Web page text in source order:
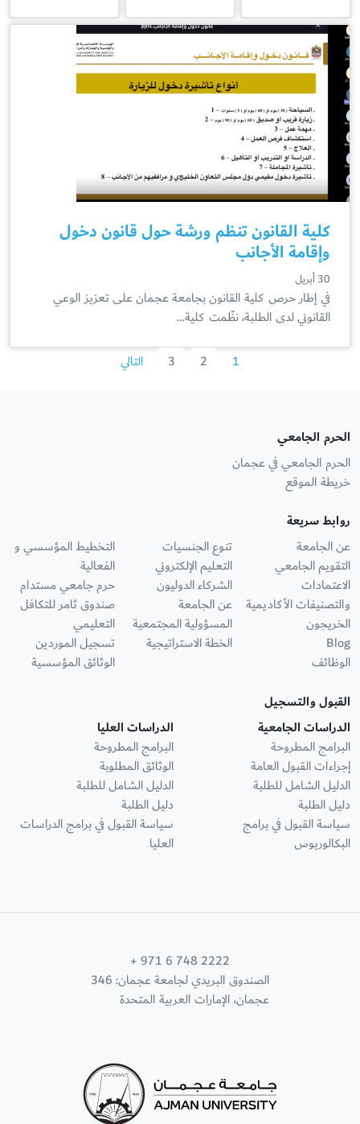
كلية القانون تنظم ورشة حول قانون دخول
وإقامة الأجانب
30 أبريل
في إطار حرص كلية القانون بجامعة عجمان على تعزيز الوعي
القانوني لدى الطلبة، نظّمت كلية…
1
2
3 التالي
الحرم الجامعي
الحرم الجامعي في عجمان
خريطة الموقع
روابط سريعة
عن الجامعة
التقويم الجامعي
الاعتمادات
والتصنيفات الأكاديمية
الخريجون
Blog
الوظائف
تنوع الجنسيات
التعليم الإلكتروني
الشركاء الدوليون
عن الجامعة
المسؤولية المجتمعية
الخطة الاستراتيجية
التخطيط المؤسسي و
الفعالية
حرم جامعي مستدام
صندوق ثامر للتكافل
التعليمي
تسجيل الموردين
الوثائق المؤسسية
القبول والتسجيل
الدراسات الجامعية
البرامج المطروحة
إجراءات القبول العامة
الدليل الشامل للطلبة
دليل الطلبة
سياسة القبول في برامج
البكالوريوس
الدراسات العليا
البرامج المطروحة
الوثائق المطلوبة
الدليل الشامل للطلبة
دليل الطلبة
سياسة القبول في برامج الدراسات
العليا
+ 971 6 748 2222
الصندوق البريدي لجامعة عجمان: 346
عجمان، الإمارات العربية المتحدة